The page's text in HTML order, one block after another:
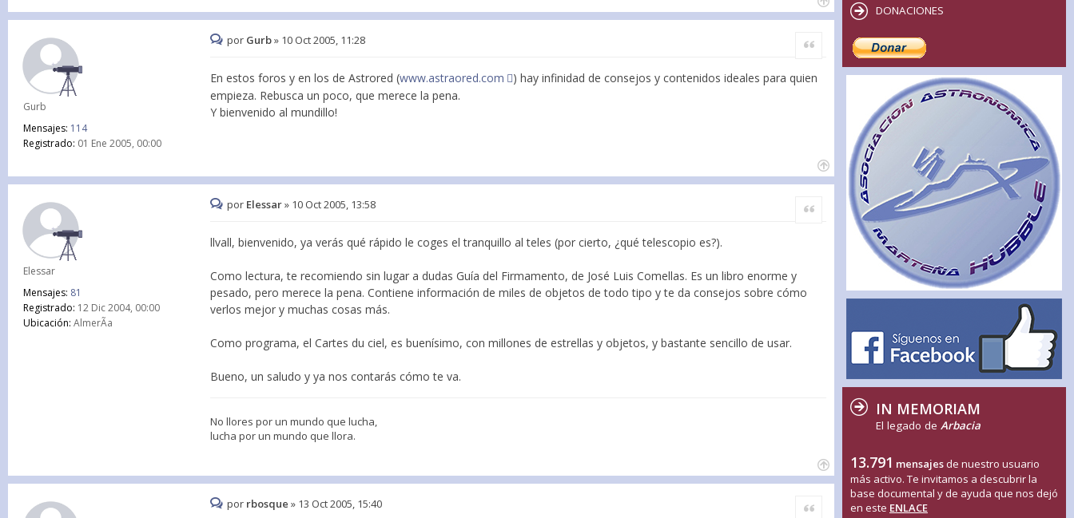
Gurb
Mensajes: 114
Registrado: 01 Ene 2005, 00:00
Citar
por Gurb» 10 Oct 2005, 11:28
En estos foros y en los de Astrored (www.astraored.com
) hay infinidad de consejos y contenidos ideales para quien
empieza. Rebusca un poco, que merece la pena.
Y bienvenido al mundillo!
Elessar
Mensajes: 81
Registrado: 12 Dic 2004, 00:00
Ubicación: AlmerÃ­a
Citar
por Elessar» 10 Oct 2005, 13:58
llvall, bienvenido, ya verás qué rápido le coges el tranquillo al teles (por cierto, ¿qué telescopio es?).
Como lectura, te recomiendo sin lugar a dudas Guía del Firmamento, de José Luis Comellas. Es un libro enorme y
pesado, pero merece la pena. Contiene información de miles de objetos de todo tipo y te da consejos sobre cómo
verlos mejor y muchas cosas más.
Como programa, el Cartes du ciel, es buenísimo, con millones de estrellas y objetos, y bastante sencillo de usar.
Bueno, un saludo y ya nos contarás cómo te va.
No llores por un mundo que lucha,
lucha por un mundo que llora.
Citar
por rbosque » 13 Oct 2005, 15:40
DONACIONES
IN MEMORIAM
El legado de Arbacia
13.791 mensajes de nuestro usuario
más activo. Te invitamos a descubrir la
base documental y de ayuda que nos dejó
en este ENLACE